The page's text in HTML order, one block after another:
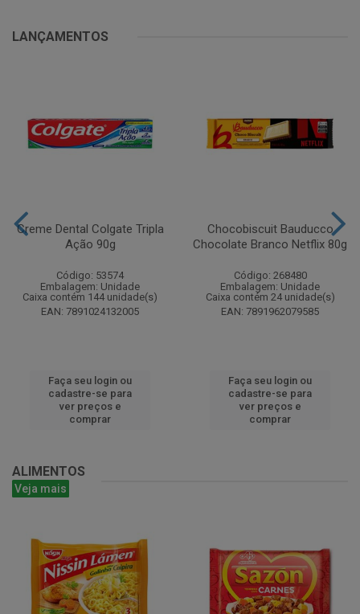
LANÇAMENTOS
Creme Dental Colgate Tripla
Ação 90g
Código: 53574
Embalagem: Unidade
Caixa contém 144 unidade(s)
EAN: 7891024132005
Faça seu login ou
cadastre-se para
ver preços e
comprar
Chocobiscuit Bauducco
Chocolate Branco Netflix 80g
Código: 268480
Embalagem: Unidade
Caixa contém 24 unidade(s)
EAN: 7891962079585
Faça seu login ou
cadastre-se para
ver preços e
comprar
ALIMENTOS
Veja mais